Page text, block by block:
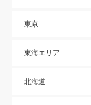
東京
東海エリア
北海道